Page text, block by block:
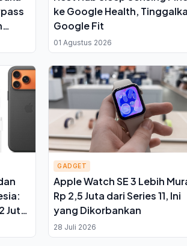
ke Google Health,
Google Fit
01 Agustus 2026
Juta,
GADGET
Apple Watch SE 3 Lebih
Rp 2,5 Juta dari Series 11, Ini
yang Dikorbankan
28 Juli 2026